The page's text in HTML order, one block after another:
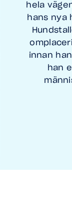
hela
hans nya
innan
han